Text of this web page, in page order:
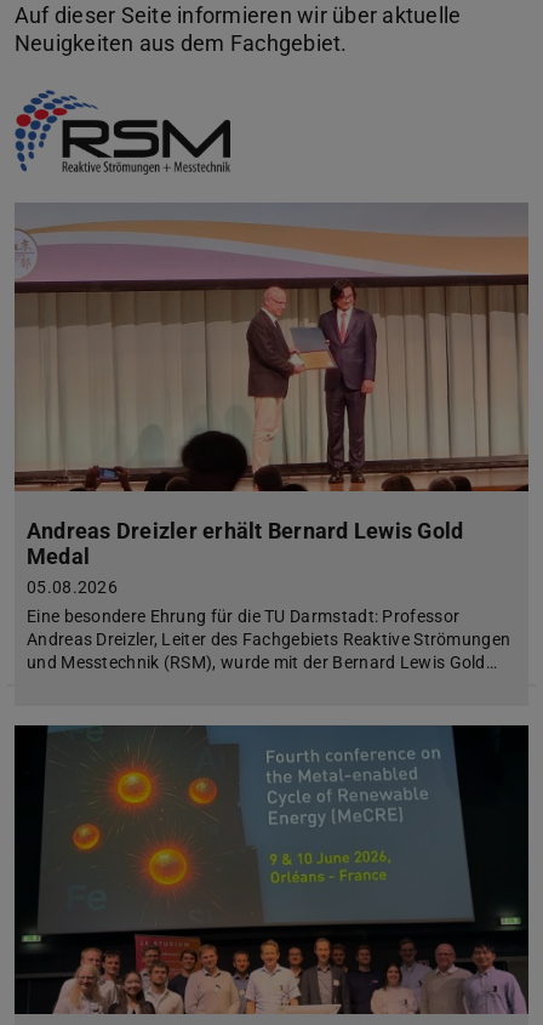
Auf dieser Seite informieren wir über aktuelle
Neuigkeiten aus dem Fachgebiet.
Andreas Dreizler erhält Bernard Lewis Gold
Medal
05.08.2026
Eine besondere Ehrung für die TU Darmstadt: Professor
Andreas Dreizler, Leiter des Fachgebiets Reaktive Strömungen
und Messtechnik (RSM), wurde mit der Bernard Lewis Gold…